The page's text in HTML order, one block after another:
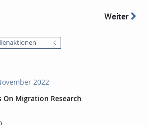
Weiter
2022
On Migration Research